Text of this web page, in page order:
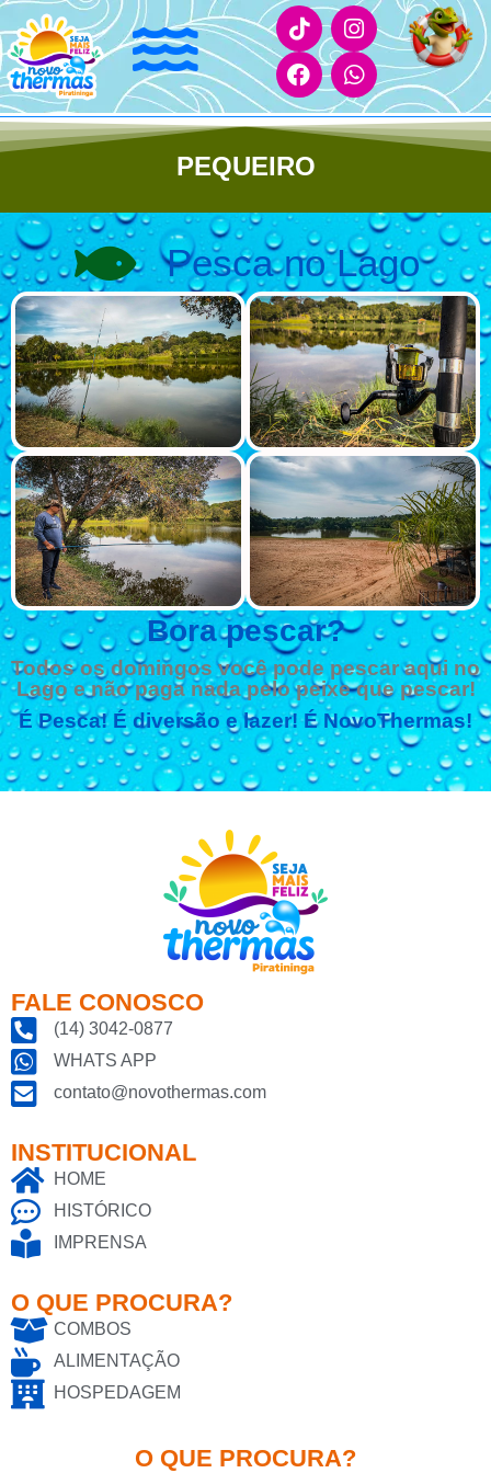
PEQUEIRO
Pesca no Lago
Bora pescar?
Todos os domingos você pode pescar aqui no
Lago e não paga nada pelo peixe que pescar!
É Pesca! É diversão e lazer! É NovoThermas!
FALE CONOSCO
(14) 3042-0877
WHATS APP
contato@novothermas.com
INSTITUCIONAL
HOME
HISTÓRICO
IMPRENSA
O QUE PROCURA?
COMBOS
ALIMENTAÇÃO
HOSPEDAGEM
O QUE PROCURA?